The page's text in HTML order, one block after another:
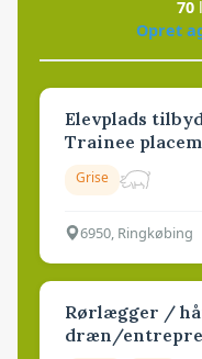
70
Opret
Elevplads
Trainee
Grise
6950, Ringkøbing
Rørlægger /
dræn/